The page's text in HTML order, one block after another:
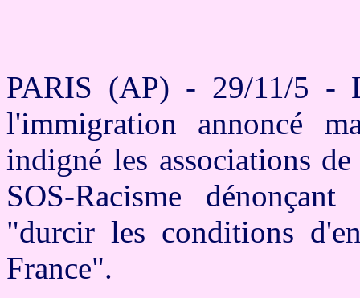
PARIS (AP) - 29/11/5 -
l'immigration annoncé
indigné les associations
SOS-Racisme
"durcir les conditions
France".